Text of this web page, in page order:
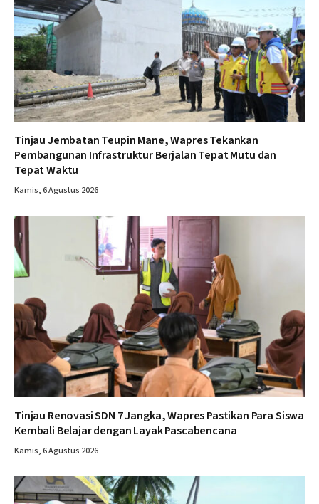
Tinjau Jembatan Teupin Mane, Wapres Tekankan
Pembangunan Infrastruktur Berjalan Tepat Mutu dan
Tepat Waktu
Kamis, 6 Agustus 2026
Tinjau Renovasi SDN 7 Jangka, Wapres Pastikan Para Siswa
Kembali Belajar dengan Layak Pascabencana
Kamis, 6 Agustus 2026